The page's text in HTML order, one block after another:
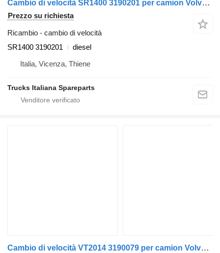
Cambio di velocità SR1400 3190201 per camion Volvo FM 7
Prezzo su richiesta
Ricambio - cambio di velocità
SR1400 3190201
diesel
Italia, Vicenza, Thiene
Trucks Italiana Spareparts
Cambio di velocità VT2014 3190079 per camion Volvo FM12